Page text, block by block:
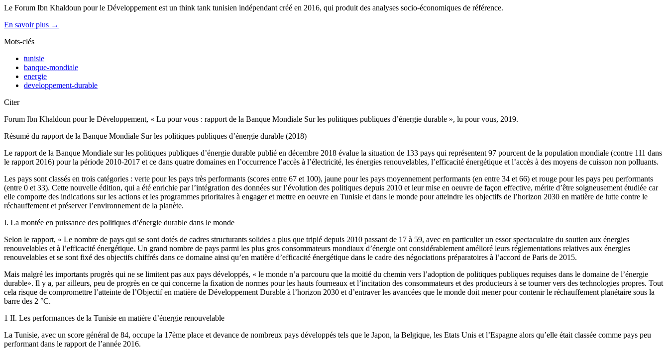
Le Forum Ibn Khaldoun pour le Développement est un think tank tunisien indépendant créé en 2016, qui produit des analyses socio-économiques de référence.
En savoir plus →
Mots-clés
tunisie
banque-mondiale
energie
developpement-durable
Citer
Forum Ibn Khaldoun pour le Développement, « Lu pour vous : rapport de la Banque Mondiale Sur les politiques publiques d’énergie durable », lu pour vous, 2019.
Résumé du rapport de la Banque Mondiale Sur les politiques publiques d’énergie durable (2018)
Le rapport de la Banque Mondiale sur les politiques publiques d’énergie durable publié en décembre 2018 évalue la situation de 133 pays qui représentent 97 pourcent de la population mondiale (contre 111 dans
le rapport 2016) pour la période 2010-2017 et ce dans quatre domaines en l’occurrence l’accès à l’électricité, les énergies renouvelables, l’efficacité énergétique et l’accès à des moyens de cuisson non polluants.
Les pays sont classés en trois catégories : verte pour les pays très performants (scores entre 67 et 100), jaune pour les pays moyennement performants (en entre 34 et 66) et rouge pour les pays peu performants
(entre 0 et 33). Cette nouvelle édition, qui a été enrichie par l’intégration des données sur l’évolution des politiques depuis 2010 et leur mise en oeuvre de façon effective, mérite d’être soigneusement étudiée car
elle comporte des indications sur les actions et les programmes prioritaires à engager et mettre en oeuvre en Tunisie et dans le monde pour atteindre les objectifs de l’horizon 2030 en matière de lutte contre le
réchauffement et préserver l’environnement de la planète.
I. La montée en puissance des politiques d’énergie durable dans le monde
Selon le rapport, « Le nombre de pays qui se sont dotés de cadres structurants solides a plus que triplé depuis 2010 passant de 17 à 59, avec en particulier un essor spectaculaire du soutien aux énergies
renouvelables et à l’efficacité énergétique. Un grand nombre de pays parmi les plus gros consommateurs mondiaux d’énergie ont considérablement amélioré leurs réglementations relatives aux énergies
renouvelables et se sont fixé des objectifs chiffrés dans ce domaine ainsi qu’en matière d’efficacité énergétique dans le cadre des négociations préparatoires à l’accord de Paris de 2015.
Mais malgré les importants progrès qui ne se limitent pas aux pays développés, « le monde n’a parcouru que la moitié du chemin vers l’adoption de politiques publiques requises dans le domaine de l’énergie
durable». Il y a, par ailleurs, peu de progrès en ce qui concerne la fixation de normes pour les hauts fourneaux et l’incitation des consommateurs et des producteurs à se tourner vers des technologies propres. Tout
cela risque de compromettre l’atteinte de l’Objectif en matière de Développement Durable à l’horizon 2030 et d’entraver les avancées que le monde doit mener pour contenir le réchauffement planétaire sous la
barre des 2 °C.
1 II. Les performances de la Tunisie en matière d’énergie renouvelable
La Tunisie, avec un score général de 84, occupe la 17ème place et devance de nombreux pays développés tels que le Japon, la Belgique, les Etats Unis et l’Espagne alors qu’elle était classée comme pays peu
performant dans le rapport de l’année 2016.